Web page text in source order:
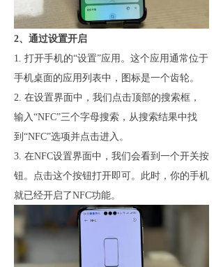
2、通过设置开启
1. 打开手机的“设置”应用。这个应用通常位于
手机桌面的应用列表中，图标是一个齿轮。
2. 在设置界面中，我们点击顶部的搜索框，
输入“NFC”三个字母搜索， 从搜索结果中找
到“NFC”选项并点击进入。
3. 在NFC设置界面中，我们会看到一个开关按
钮。点击这个按钮打开即可。此时，你的手机
就已经开启了NFC功能。